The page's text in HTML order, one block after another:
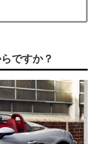
ですか？